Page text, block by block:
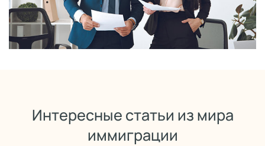
Интересные статьи из мира
иммиграции